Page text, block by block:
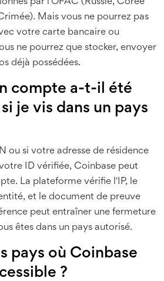
par l'OFAC (Russie, Corée
Mais vous ne pourrez pas
votre carte bancaire ou
ne pourrez que stocker, envoyer
déjà possédées.
compte a-t-il été
je vis dans un pays
ou si votre adresse de résidence
ID vérifiée, Coinbase peut
La plateforme vérifie l'IP, le
et le document de preuve
peut entraîner une fermeture
êtes dans un pays autorisé.
pays où Coinbase
?